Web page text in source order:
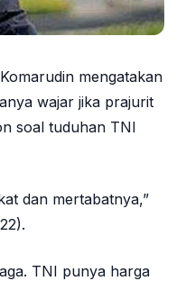
mengatakan
wajar jika prajurit
soal tuduhan TNI
dan mertabatnya,”
TNI punya harga